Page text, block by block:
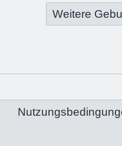
Weitere